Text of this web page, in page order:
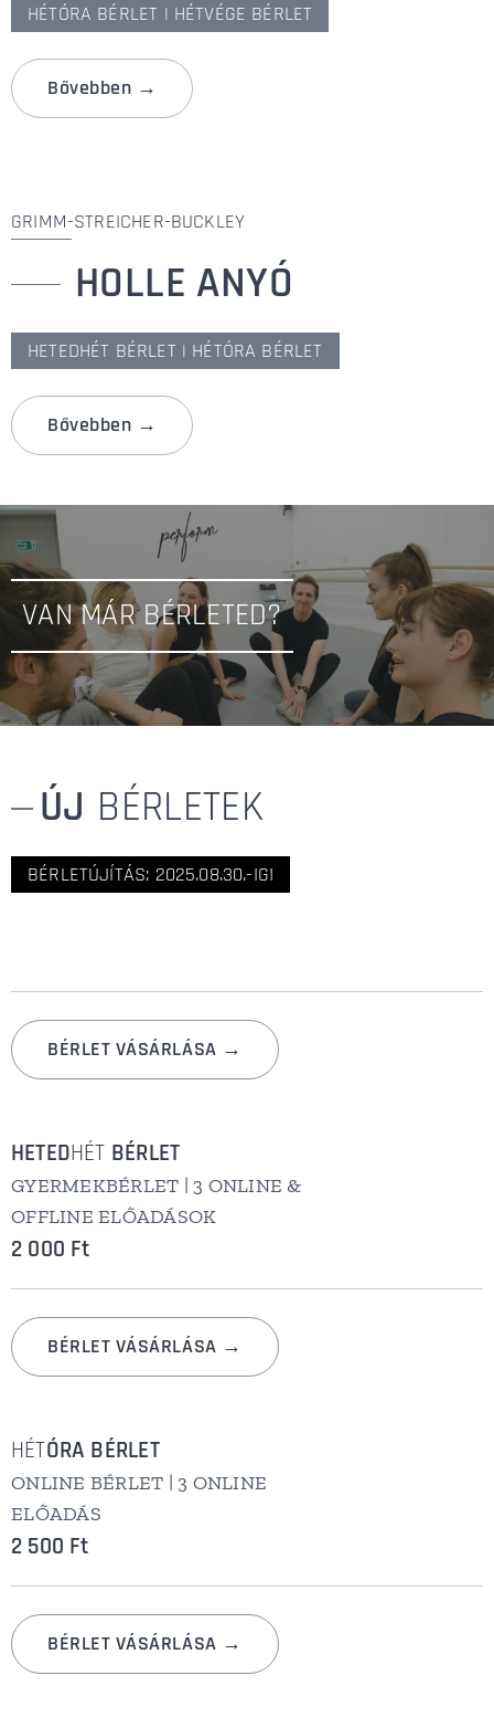
HÉTÓRA BÉRLET | HÉTVÉGE BÉRLET
Bővebben →
GRIMM-STREICHER-BUCKLEY
HOLLE ANYÓ
HETEDHÉT BÉRLET | HÉTÓRA BÉRLET
Bővebben →
VAN MÁR BÉRLETED?
ÚJ BÉRLETEK
BÉRLETÚJÍTÁS: 2025.08.30.-IG!
BÉRLET VÁSÁRLÁSA →
HETEDHÉT BÉRLET
GYERMEKBÉRLET | 3 ONLINE &
OFFLINE ELŐADÁSOK
2 000 Ft
BÉRLET VÁSÁRLÁSA →
HÉTÓRA BÉRLET
ONLINE BÉRLET | 3 ONLINE
ELŐADÁS
2 500 Ft
BÉRLET VÁSÁRLÁSA →